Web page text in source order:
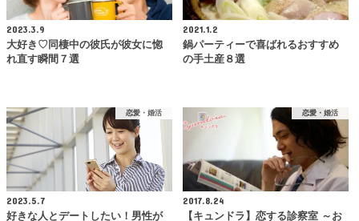
2023.3.9
大好き♡同棲中の彼氏が彼女に惚
れ直す瞬間７選
2021.1.2
鍋パーティーで喜ばれるおすすめ
の手土産８選
恋愛・婚活
2023.5.7
好きな人とデートしたい！男性が
恋愛・婚活
2017.8.24
【キュンドラ】恋する診察室 ～お